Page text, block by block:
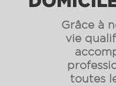
Grâce à
vie
toutes